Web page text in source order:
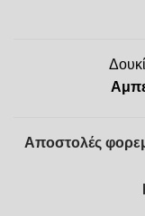
Αποστολές